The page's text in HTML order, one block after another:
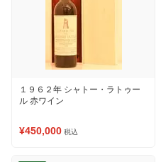
１９６２年 シャトー・ラトゥー
ル 赤ワイン
¥450,000 税込